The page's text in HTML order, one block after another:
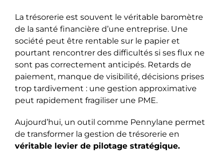
La trésorerie est souvent le véritable baromètre
de la santé financière d’une entreprise. Une
société peut être rentable sur le papier et
pourtant rencontrer des difficultés si ses flux ne
sont pas correctement anticipés. Retards de
paiement, manque de visibilité, décisions prises
trop tardivement : une gestion approximative
peut rapidement fragiliser une PME.
Aujourd’hui, un outil comme Pennylane permet
de transformer la gestion de trésorerie en
véritable levier de pilotage stratégique.